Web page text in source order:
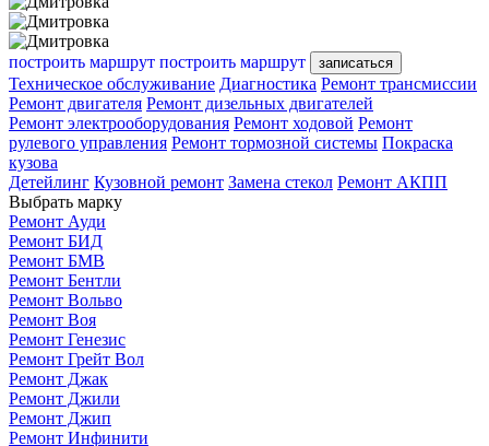
построить маршрут построить маршрут записаться
Техническое обслуживание Диагностика Ремонт трансмиссии
Ремонт двигателя Ремонт дизельных двигателей
Ремонт электрооборудования Ремонт ходовой Ремонт
рулевого управления Ремонт тормозной системы Покраска
кузова
Детейлинг Кузовной ремонт Замена стекол Ремонт АКПП
Выбрать марку
Ремонт Ауди
Ремонт БИД
Ремонт БМВ
Ремонт Бентли
Ремонт Вольво
Ремонт Воя
Ремонт Генезис
Ремонт Грейт Вол
Ремонт Джак
Ремонт Джили
Ремонт Джип
Ремонт Инфинити